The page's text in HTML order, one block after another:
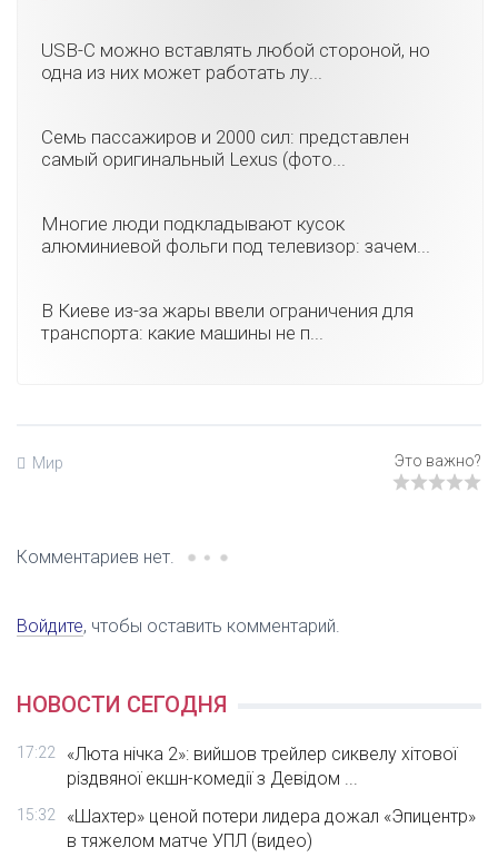
USB-C можно вставлять любой стороной, но
одна из них может работать лу...
Семь пассажиров и 2000 сил: представлен
самый оригинальный Lexus (фото...
Многие люди подкладывают кусок
алюминиевой фольги под телевизор: зачем...
В Киеве из-за жары ввели ограничения для
транспорта: какие машины не п...
Мир
Комментариев нет.
Войдите, чтобы оставить комментарий.
НОВОСТИ СЕГОДНЯ
17:22
«Люта нічка 2»: вийшов трейлер сиквелу хітової
різдвяної екшн-комедії з Девідом ...
15:32
«Шахтер» ценой потери лидера дожал «Эпицентр»
в тяжелом матче УПЛ (видео)